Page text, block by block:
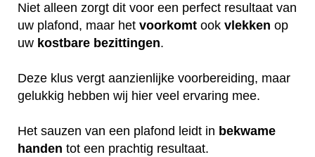
Niet alleen zorgt dit voor een perfect resultaat van
uw plafond, maar het voorkomt ook vlekken op
uw kostbare bezittingen.
Deze klus vergt aanzienlijke voorbereiding, maar
gelukkig hebben wij hier veel ervaring mee.
Het sauzen van een plafond leidt in bekwame
handen tot een prachtig resultaat.